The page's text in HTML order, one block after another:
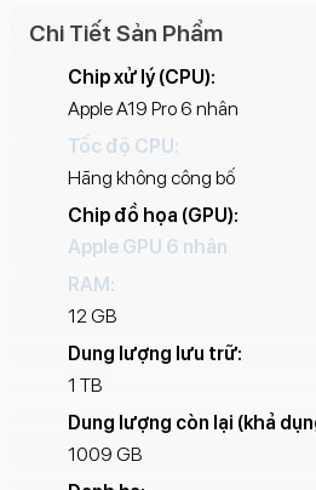
Chi Tiết Sản Phẩm
Chip xử lý (CPU):
Apple A19 Pro 6 nhân
Tốc độ CPU:
Hãng không công bố
Chip đồ họa (GPU):
Apple GPU 6 nhân
RAM:
12 GB
Dung lượng lưu trữ:
1 TB
Dung lượng còn lại (khả
1009 GB
Telephoto), với ống kính
Pin: Thời lượng xem video lên
nhanh.
Thiết kế: Khung viền nhôm
nhiệt, chống nước/bụi IP68.
Điểm nổi bật
Hiệu năng mạnh mẽ
nặng, gaming và AI.
Hỗ trợ quay video ProRes Log
nhiều khả năng sáng tạo cho